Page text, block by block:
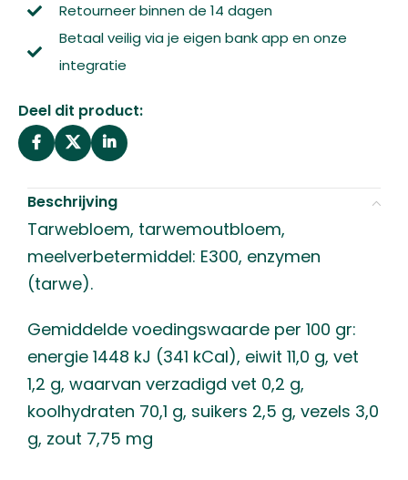
Retourneer binnen de 14 dagen
Betaal veilig via je eigen bank app en onze
integratie
Deel dit product:
Beschrijving
Tarwebloem, tarwemoutbloem,
meelverbetermiddel: E300, enzymen
(tarwe).
Gemiddelde voedingswaarde per 100 gr:
energie 1448 kJ (341 kCal), eiwit 11,0 g, vet
1,2 g, waarvan verzadigd vet 0,2 g,
koolhydraten 70,1 g, suikers 2,5 g, vezels 3,0
g, zout 7,75 mg